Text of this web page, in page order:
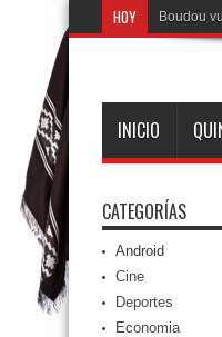
HOY Boudou
INICIO
CATEGORÍAS
Android
Cine
Deportes
Economia